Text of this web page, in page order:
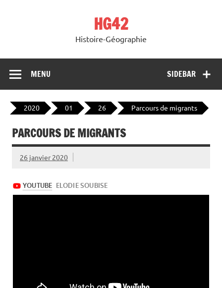
HG42
Histoire-Géographie
SIDEBAR
MENU
2020 01 26 Parcours de migrants
PARCOURS DE MIGRANTS
26 janvier 2020